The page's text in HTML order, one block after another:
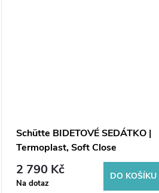
Schütte BIDETOVÉ SEDÁTKO |
Termoplast, Soft Close
2 790 Kč
Na dotaz
DO KOŠÍKU